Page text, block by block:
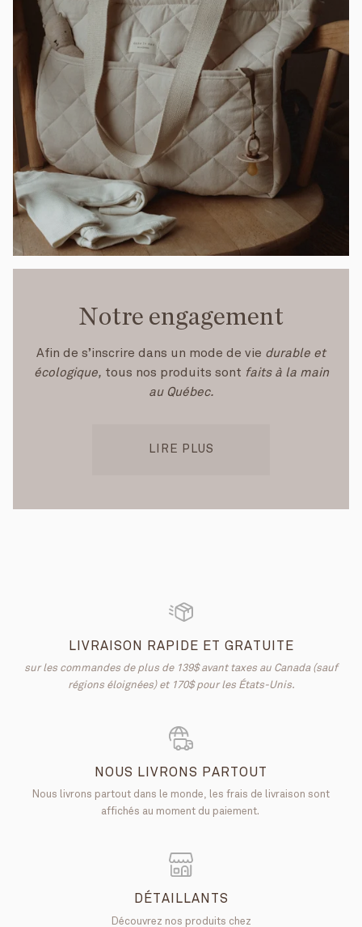
Notre engagement
Afin de s’inscrire dans un mode de vie durable et
écologique, tous nos produits sont faits à la main
au Québec.
LIRE PLUS
LIVRAISON RAPIDE ET GRATUITE
sur les commandes de plus de 139$ avant taxes au Canada (sauf
régions éloignées) et 170$ pour les États-Unis.
NOUS LIVRONS PARTOUT
Nous livrons partout dans le monde, les frais de livraison sont
affichés au moment du paiement.
DÉTAILLANTS
Découvrez nos produits chez